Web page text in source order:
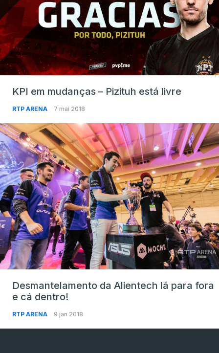
KPI em mudanças – Pizituh está livre
RTP ARENA 7 mai 2018
Desmantelamento da Alientech lá para fora
e cá dentro!
RTP ARENA 9 jan 2018